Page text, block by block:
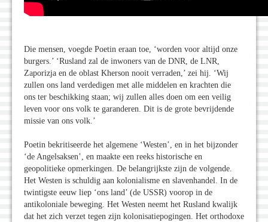
Die mensen, voegde Poetin eraan toe, ‘worden voor altijd onze
burgers.’ ‘Rusland zal de inwoners van de DNR, de LNR,
Zaporizja en de oblast Kherson nooit verraden,’ zei hij. ‘Wij
zullen ons land verdedigen met alle middelen en krachten die
ons ter beschikking staan; wij zullen alles doen om een veilig
leven voor ons volk te garanderen. Dit is de grote bevrijdende
missie van ons volk.’
Poetin bekritiseerde het algemene ‘Westen’, en in het bijzonder
‘de Angelsaksen’, en maakte een reeks historische en
geopolitieke opmerkingen. De belangrijkste zijn de volgende.
Het Westen is schuldig aan kolonialisme en slavenhandel. In de
twintigste eeuw liep ‘ons land’ (de USSR) voorop in de
antikoloniale beweging. Het Westen neemt het Rusland kwalijk
dat het zich verzet tegen zijn kolonisatiepogingen. Het orthodoxe